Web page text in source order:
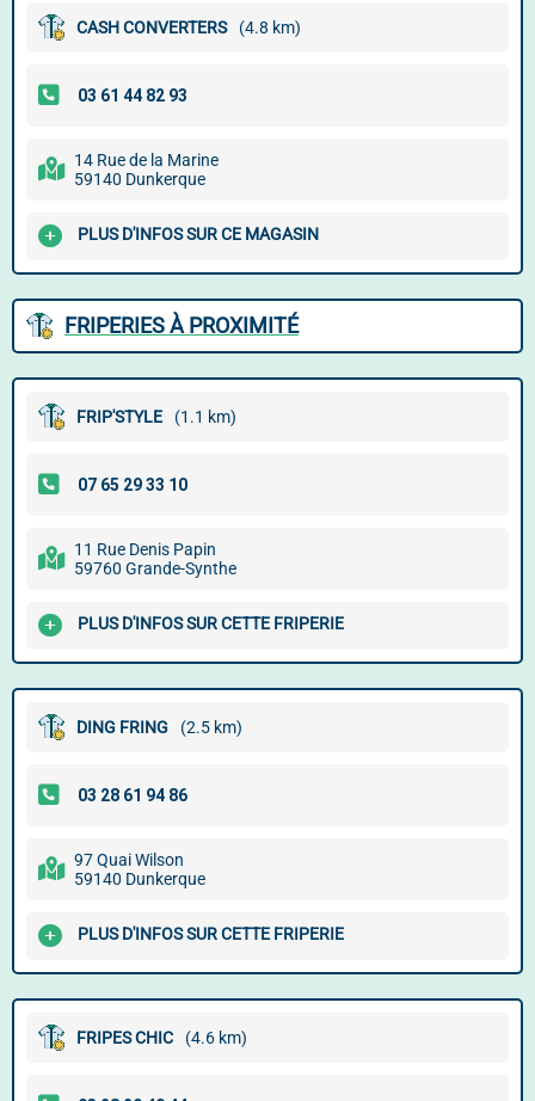
CASH CONVERTERS (4.8 km)
14 Rue de la Marine
59140 Dunkerque
PLUS D'INFOS SUR CE MAGASIN
FRIPERIES À PROXIMITÉ
FRIP'STYLE (1.1 km)
11 Rue Denis Papin
59760 Grande-Synthe
PLUS D'INFOS SUR CETTE FRIPERIE
DING FRING (2.5 km)
97 Quai Wilson
59140 Dunkerque
PLUS D'INFOS SUR CETTE FRIPERIE
FRIPES CHIC (4.6 km)